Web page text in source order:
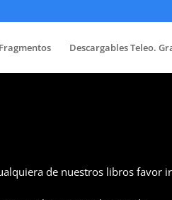
Fragmentos Descargables Teleo.
de nuestros libros favor ir